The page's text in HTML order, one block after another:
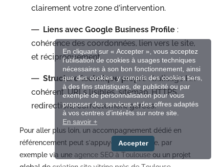
clairement votre zone d’intervention.
Liens avec Google Business Profile :
cohérence des coordonnées, lien vers le site,
et réciproquement.
Structure technique propre : balisage Hn
cohérent, URLs lisibles, sitemap, HTTPS,
redirections correctement gérées.
Pour aller plus loin, un accompagnement dédié en
référencement peut s’appuyer sur ce socle, par
exemple via une agence SEO à Toulouse ou un projet
En cliquant sur « Accepter », vous acceptez
l’utilisation de cookies à usages techniques
nécessaires à son bon fonctionnement, ainsi
que des cookies, y compris des cookies tiers,
à des fins statistiques, de publicité ou par
exemple de personnalisation pour vous
proposer des services et des offres adaptés
à vos centres d’intérêts sur notre site.
En savoir +
Accepter